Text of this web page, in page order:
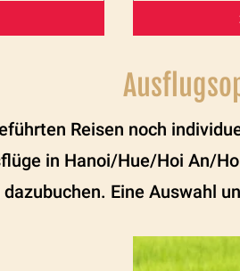
Reisen noch
in Hanoi/Hue/Hoi An/
dazubuchen. Eine Auswahl